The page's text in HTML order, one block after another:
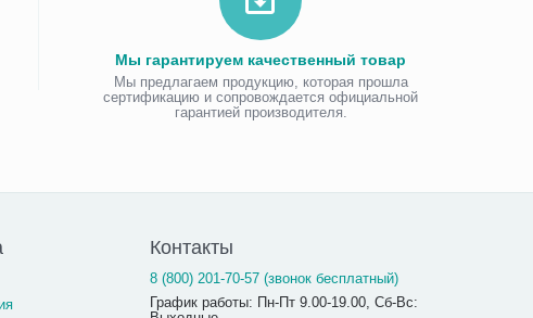
Мы гарантируем качественный товар
Мы предлагаем продукцию, которая прошла
сертификацию и сопровождается официальной
гарантией производителя.
Контакты
8 (800) 201-70-57 (звонок бесплатный)
График работы: Пн-Пт 9.00-19.00, Сб-Вс: